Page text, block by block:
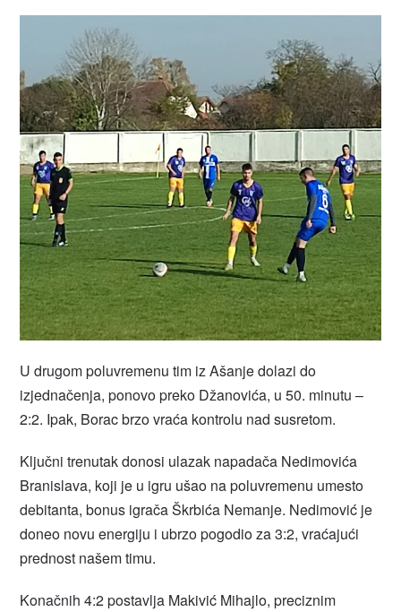
U drugom poluvremenu tim iz Ašanje dolazi do
izjednačenja, ponovo preko Džanovića, u 50. minutu –
2:2. Ipak, Borac brzo vraća kontrolu nad susretom.
Ključni trenutak donosi ulazak napadača Nedimovića
Branislava, koji je u igru ušao na poluvremenu umesto
debitanta, bonus igrača Škrbića Nemanje. Nedimović je
doneo novu energiju i ubrzo pogodio za 3:2, vraćajući
prednost našem timu.
Konačnih 4:2 postavlja Makivić Mihajlo, preciznim